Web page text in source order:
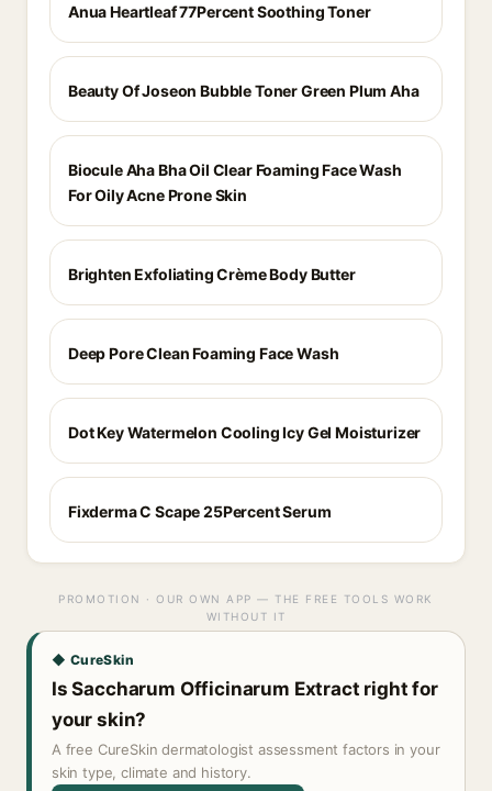
Anua Heartleaf 77Percent Soothing Toner
Beauty Of Joseon Bubble Toner Green Plum Aha
Biocule Aha Bha Oil Clear Foaming Face Wash
For Oily Acne Prone Skin
Brighten Exfoliating Crème Body Butter
Deep Pore Clean Foaming Face Wash
Dot Key Watermelon Cooling Icy Gel Moisturizer
Fixderma C Scape 25Percent Serum
PROMOTION · OUR OWN APP — THE FREE TOOLS WORK
WITHOUT IT
◆ CureSkin
Is Saccharum Officinarum Extract right for
your skin?
A free CureSkin dermatologist assessment factors in your
skin type, climate and history.